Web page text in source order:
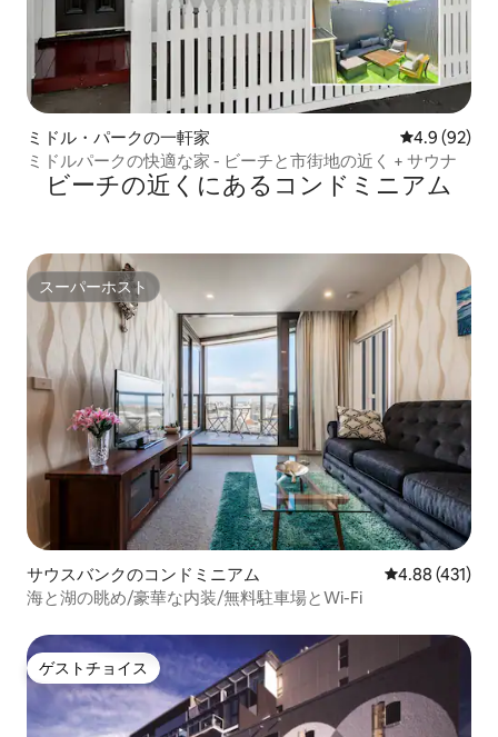
ミドル・パークの一軒家 レビュー92
4.9 (92)
ミドルパークの快適な家 - ビーチと市街地の近く + サウナ
ビーチの近くにあるコンドミニアム
スーパーホスト
スーパーホスト
サウスバンクのコンドミニアム レビュー431
4.88 (431)
海と湖の眺め/豪華な内装/無料駐車場とWi-Fi
ゲストチョイス
ゲストチョイス